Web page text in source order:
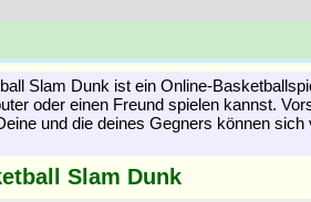
Slam Dunk ist ein Online-
oder einen Freund spielen kannst.
und die deines Gegners können sich
Slam Dunk